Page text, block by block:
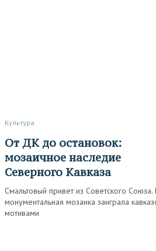
Культура
От ДК до остановок:
мозаичное наследие
Северного Кавказа
Смальтовый привет из Советского Союза.
монументальная мозаика заиграла
мотивами